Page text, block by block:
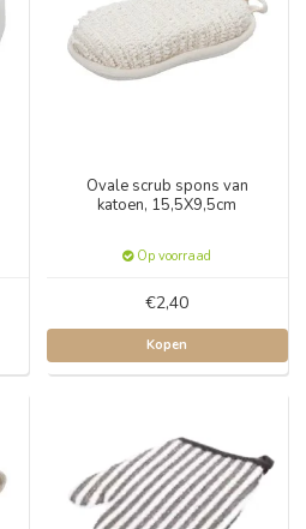
Ovale scrub spons van
katoen, 15,5X9,5cm
Op voorraad
€2,40
Kopen